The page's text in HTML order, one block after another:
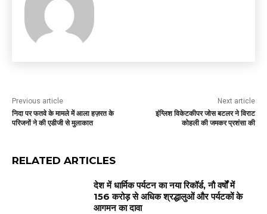
Previous article
निदा पर फतवे के मामले में आला हज़रत के
परिजनों ने की एडीजी से मुलाकात
Next article
इंग्लिश विकेटकीपर जोस बटलर ने विराट
कोहली की जमकर प्रशंसा की
RELATED ARTICLES
देश में धार्मिक पर्यटन का नया रिकॉर्ड, नौ वर्षों में
156 करोड़ से अधिक श्रद्धालुओं और पर्यटकों के
आगमन का दावा